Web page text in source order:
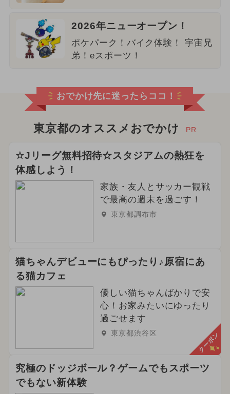
2026年ニューオープン！
ポケパーク！バイク体験！ 宇宙兄
弟！eスポーツ！
おでかけ先に迷ったらココ！
東京都のオススメおでかけ PR
☆Jリーグ無料招待☆スタジアムの熱狂を
体感しよう！
家族・友人とサッカー観戦
で最高の週末を過ごす！
東京都調布市
猫ちゃんデビューにもぴったり♪原宿にあ
る猫カフェ
優しい猫ちゃんばかりで安
心！お家みたいにゆったり
過ごせます
東京都渋谷区 クーポン
究極のドッジボール？ゲームでもスポーツ
でもない新体験